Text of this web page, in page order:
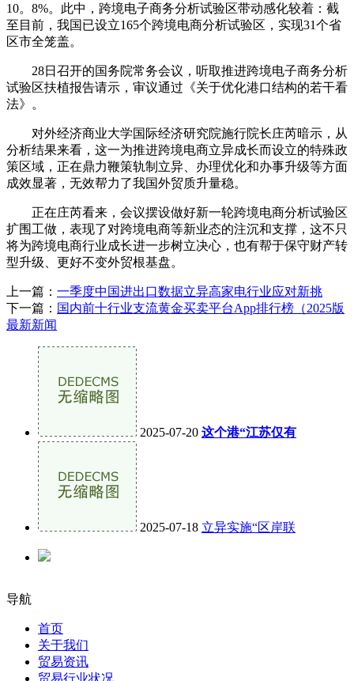
10。8%。此中，跨境电子商务分析试验区带动感化较着：截
至目前，我国已设立165个跨境电商分析试验区，实现31个省
区市全笼盖。
28日召开的国务院常务会议，听取推进跨境电子商务分析
试验区扶植报告请示，审议通过《关于优化港口结构的若干看
法》。
对外经济商业大学国际经济研究院施行院长庄芮暗示，从
分析结果来看，这一为推进跨境电商立异成长而设立的特殊政
策区域，正在鼎力鞭策轨制立异、办理优化和办事升级等方面
成效显著，无效帮力了我国外贸质升量稳。
正在庄芮看来，会议摆设做好新一轮跨境电商分析试验区
扩围工做，表现了对跨境电商等新业态的注沉和支撑，这不只
将为跨境电商行业成长进一步树立决心，也有帮于保守财产转
型升级、更好不变外贸根基盘。
上一篇： 一季度中国进出口数据立异高家电行业应对新挑
下一篇： 国内前十行业支流黄金买卖平台App排行榜（2025版
最新新闻
2025-07-20 这个港“江苏仅有
2025-07-18 立异实施“区岸联
导航
首页
关于我们
贸易资讯
贸易行业状况